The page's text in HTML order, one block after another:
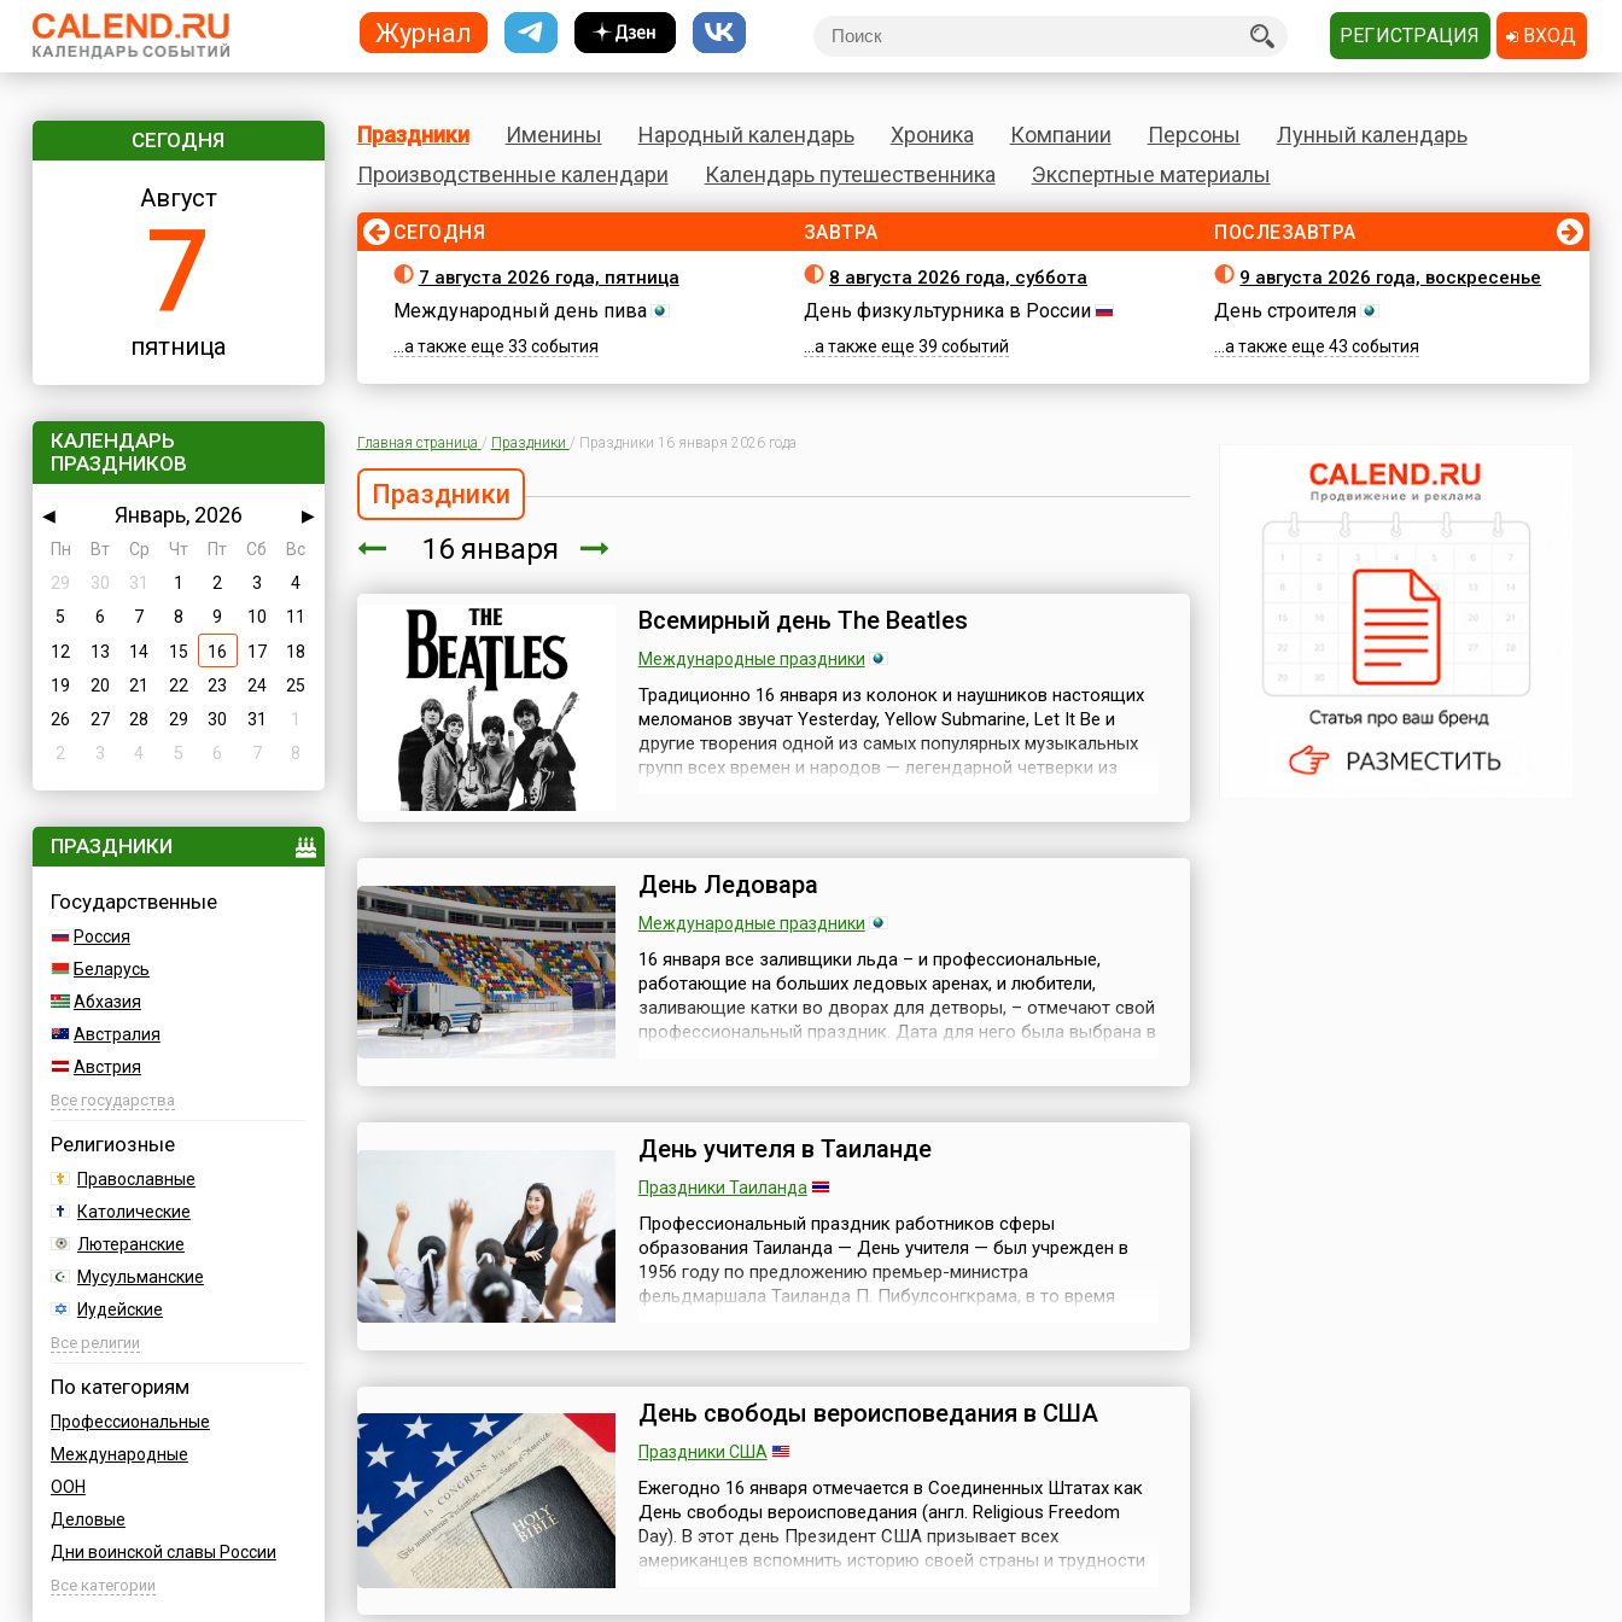
СЕГОДНЯ
Август
7
пятница
КАЛЕНДАРЬ
ПРАЗДНИКОВ
◀ Январь, 2026
▶
Пн
Вт Ср Чт Пт Сб
Вс
29
30 31 1 2 3
4
5
6 7 8 9 10
11
12
13 14 15 16 17
18
19
20 21 22 23 24
25
26
27 28 29 30 31
1
2
3 4 5 6 7 8
ПРАЗДНИКИ
Государственные
Россия
Беларусь
Абхазия
Австралия
Австрия
Азербайджан
Босния
Бразилия
Великобритания
Венгрия
Вьетнам
Германия
Греция
Все государства
Религиозные
Православные
Католические
Лютеранские
Мусульманские
Иудейские
Буддийские
Все религии
По категориям
Профессиональные
Международные
ООН
Деловые
Дни воинской славы России
Армейские
Все категории
Праздники Именины Народный календарь Хроника Компании Персоны
Лунный календарь
Производственные календари
Календарь путешественника Экспертные материалы
СЕГОДНЯ
7 августа 2026 года, пятница
Международный день пива
...а также еще 33 события
ЗАВТРА
8 августа 2026 года, суббота
День физкультурника в России
...а также еще 39 событий
ПОСЛЕЗАВТРА
9 августа 2026 года, воскресенье
День строителя
...а также еще 43 события
Главная страница / Праздники / Праздники 16 января 2026 года
Праздники
16 января
Всемирный день The Beatles
Международные праздники
Традиционно 16 января из колонок и наушников настоящих
меломанов звучат Yesterday, Yellow Submarine, Let It Be и
другие творения одной из самых популярных музыкальных
групп всех времен и народов — легендарной четверки из
года в Ли...
День Ледовара
Международные праздники
16 января все заливщики льда – и профессиональные,
работающие на больших ледовых аренах, и любители,
заливающие катки во дворах для детворы, – отмечают свой
профессиональный праздник. Дата для него была выбрана в
восстановления льда н...
День учителя в Таиланде
Праздники Таиланда
Профессиональный праздник работников сферы
образования Таиланда — День учителя — был учрежден в
1956 году по предложению премьер-министра
фельдмаршала Таиланда П. Пибулсонгкрама, в то время
что учителя для всех без исключения — это люди, несу...
День свободы вероисповедания в США
Праздники США
Ежегодно 16 января отмечается в Соединенных Штатах как
День свободы вероисповедания (англ. Religious Freedom
Day). В этот день Президент США призывает всех
американцев вспомнить историю своей страны и трудности
Журнал РЕГИСТРАЦИЯ ВХОД